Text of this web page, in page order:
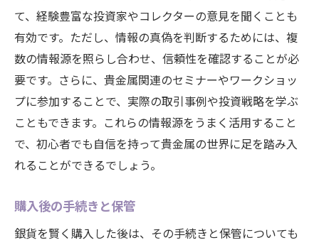
て、経験豊富な投資家やコレクターの意見を聞くことも
有効です。ただし、情報の真偽を判断するためには、複
数の情報源を照らし合わせ、信頼性を確認することが必
要です。さらに、貴金属関連のセミナーやワークショッ
プに参加することで、実際の取引事例や投資戦略を学ぶ
こともできます。これらの情報源をうまく活用すること
で、初心者でも自信を持って貴金属の世界に足を踏み入
れることができるでしょう。
購入後の手続きと保管
銀貨を賢く購入した後は、その手続きと保管についても